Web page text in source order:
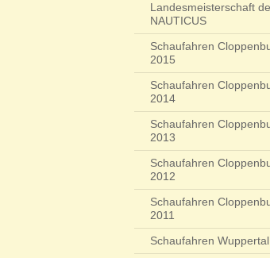
Landesmeisterschaft
NAUTICUS
Schaufahren
2015
Schaufahren
2014
Schaufahren
2013
Schaufahren
2012
Schaufahren
2011
Schaufahren